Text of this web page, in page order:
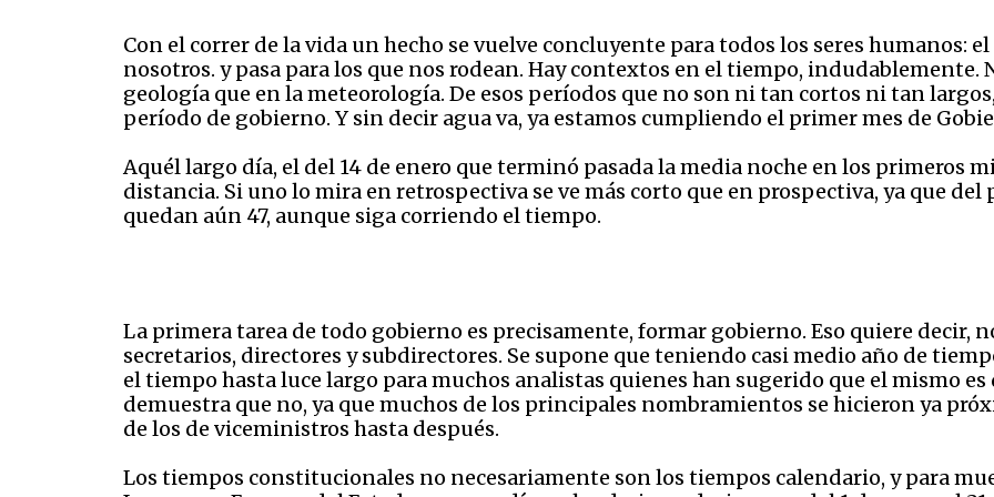
Con el correr de la vida un hecho se vuelve concluyente para todos los seres humanos:
nosotros. y pasa para los que nos rodean. Hay contextos en el tiempo, indudablemente.
geología que en la meteorología. De esos períodos que no son ni tan cortos ni tan
período de gobierno. Y sin decir agua va, ya estamos cumpliendo el primer mes de
Aquél largo día, el del 14 de enero que terminó pasada la media noche en los primeros
distancia. Si uno lo mira en retrospectiva se ve más corto que en prospectiva, ya que
quedan aún 47, aunque siga corriendo el tiempo.
La primera tarea de todo gobierno es precisamente, formar gobierno. Eso quiere decir,
secretarios, directores y subdirectores. Se supone que teniendo casi medio año de
el tiempo hasta luce largo para muchos analistas quienes han sugerido que el mismo
demuestra que no, ya que muchos de los principales nombramientos se hicieron ya
de los de viceministros hasta después.
Los tiempos constitucionales no necesariamente son los tiempos calendario, y para